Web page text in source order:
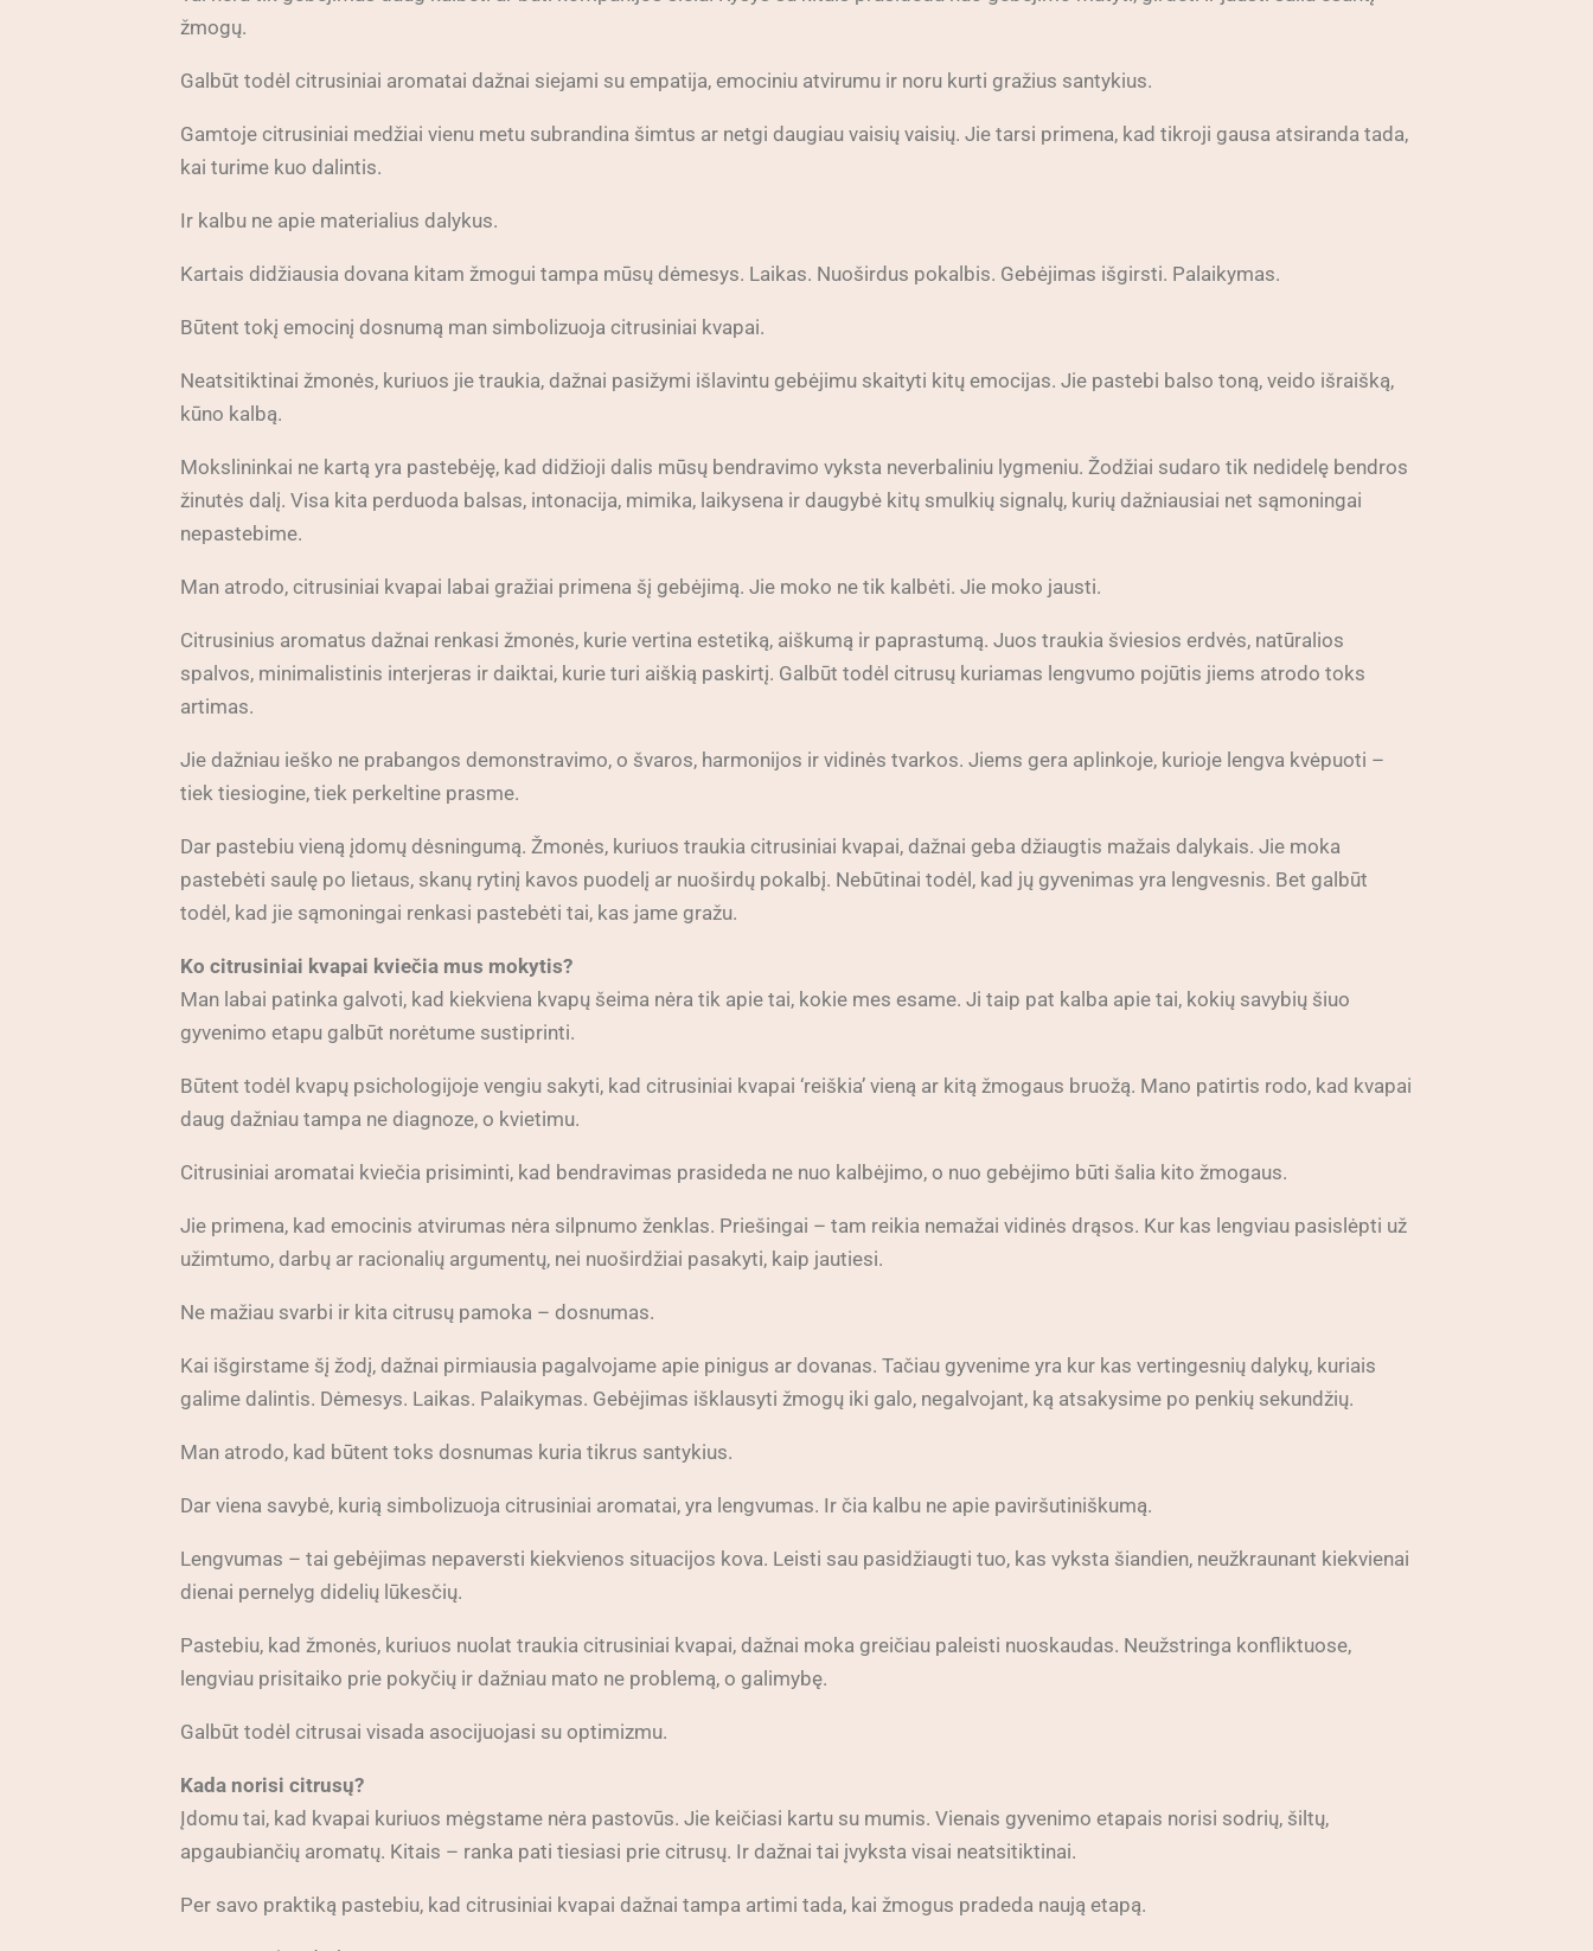
žmogų.
Galbūt todėl citrusiniai aromatai dažnai siejami su empatija, emociniu atvirumu ir noru kurti gražius santykius.
Gamtoje citrusiniai medžiai vienu metu subrandina šimtus ar netgi daugiau vaisių vaisių. Jie tarsi primena, kad tikroji gausa atsiranda tada,
kai turime kuo dalintis.
Ir kalbu ne apie materialius dalykus.
Kartais didžiausia dovana kitam žmogui tampa mūsų dėmesys. Laikas. Nuoširdus pokalbis. Gebėjimas išgirsti. Palaikymas.
Būtent tokį emocinį dosnumą man simbolizuoja citrusiniai kvapai.
Neatsitiktinai žmonės, kuriuos jie traukia, dažnai pasižymi išlavintu gebėjimu skaityti kitų emocijas. Jie pastebi balso toną, veido išraišką,
kūno kalbą.
Mokslininkai ne kartą yra pastebėję, kad didžioji dalis mūsų bendravimo vyksta neverbaliniu lygmeniu. Žodžiai sudaro tik nedidelę bendros
žinutės dalį. Visa kita perduoda balsas, intonacija, mimika, laikysena ir daugybė kitų smulkių signalų, kurių dažniausiai net sąmoningai
nepastebime.
Man atrodo, citrusiniai kvapai labai gražiai primena šį gebėjimą. Jie moko ne tik kalbėti. Jie moko jausti.
Citrusinius aromatus dažnai renkasi žmonės, kurie vertina estetiką, aiškumą ir paprastumą. Juos traukia šviesios erdvės, natūralios
spalvos, minimalistinis interjeras ir daiktai, kurie turi aiškią paskirtį. Galbūt todėl citrusų kuriamas lengvumo pojūtis jiems atrodo toks
artimas.
Jie dažniau ieško ne prabangos demonstravimo, o švaros, harmonijos ir vidinės tvarkos. Jiems gera aplinkoje, kurioje lengva kvėpuoti –
tiek tiesiogine, tiek perkeltine prasme.
Dar pastebiu vieną įdomų dėsningumą. Žmonės, kuriuos traukia citrusiniai kvapai, dažnai geba džiaugtis mažais dalykais. Jie moka
pastebėti saulę po lietaus, skanų rytinį kavos puodelį ar nuoširdų pokalbį. Nebūtinai todėl, kad jų gyvenimas yra lengvesnis. Bet galbūt
todėl, kad jie sąmoningai renkasi pastebėti tai, kas jame gražu.
Ko citrusiniai kvapai kviečia mus mokytis?
Man labai patinka galvoti, kad kiekviena kvapų šeima nėra tik apie tai, kokie mes esame. Ji taip pat kalba apie tai, kokių savybių šiuo
gyvenimo etapu galbūt norėtume sustiprinti.
Būtent todėl kvapų psichologijoje vengiu sakyti, kad citrusiniai kvapai ‘reiškia’ vieną ar kitą žmogaus bruožą. Mano patirtis rodo, kad kvapai
daug dažniau tampa ne diagnoze, o kvietimu.
Citrusiniai aromatai kviečia prisiminti, kad bendravimas prasideda ne nuo kalbėjimo, o nuo gebėjimo būti šalia kito žmogaus.
Jie primena, kad emocinis atvirumas nėra silpnumo ženklas. Priešingai – tam reikia nemažai vidinės drąsos. Kur kas lengviau pasislėpti už
užimtumo, darbų ar racionalių argumentų, nei nuoširdžiai pasakyti, kaip jautiesi.
Ne mažiau svarbi ir kita citrusų pamoka – dosnumas.
Kai išgirstame šį žodį, dažnai pirmiausia pagalvojame apie pinigus ar dovanas. Tačiau gyvenime yra kur kas vertingesnių dalykų, kuriais
galime dalintis. Dėmesys. Laikas. Palaikymas. Gebėjimas išklausyti žmogų iki galo, negalvojant, ką atsakysime po penkių sekundžių.
Man atrodo, kad būtent toks dosnumas kuria tikrus santykius.
Dar viena savybė, kurią simbolizuoja citrusiniai aromatai, yra lengvumas. Ir čia kalbu ne apie paviršutiniškumą.
Lengvumas – tai gebėjimas nepaversti kiekvienos situacijos kova. Leisti sau pasidžiaugti tuo, kas vyksta šiandien, neužkraunant kiekvienai
dienai pernelyg didelių lūkesčių.
Pastebiu, kad žmonės, kuriuos nuolat traukia citrusiniai kvapai, dažnai moka greičiau paleisti nuoskaudas. Neužstringa konfliktuose,
lengviau prisitaiko prie pokyčių ir dažniau mato ne problemą, o galimybę.
Galbūt todėl citrusai visada asocijuojasi su optimizmu.
Kada norisi citrusų?
Įdomu tai, kad kvapai kuriuos mėgstame nėra pastovūs. Jie keičiasi kartu su mumis. Vienais gyvenimo etapais norisi sodrių, šiltų,
apgaubiančių aromatų. Kitais – ranka pati tiesiasi prie citrusų. Ir dažnai tai įvyksta visai neatsitiktinai.
Per savo praktiką pastebiu, kad citrusiniai kvapai dažnai tampa artimi tada, kai žmogus pradeda naują etapą.